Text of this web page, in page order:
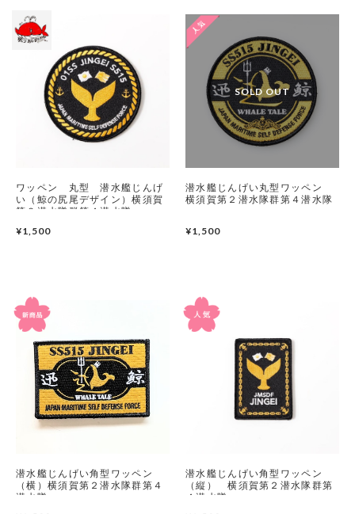
ワッペン 丸型 潜水艦じんげ
い（鯨の尻尾デザイン）横須賀
第２潜水隊群第４潜水隊
¥1,500
潜水艦じんげい丸型ワッペン
横須賀第２潜水隊群第４潜水隊
¥1,500
潜水艦じんげい角型ワッペン
（横）横須賀第２潜水隊群第４
潜水隊
潜水艦じんげい角型ワッペン
（縦） 横須賀第２潜水隊群第
４潜水隊